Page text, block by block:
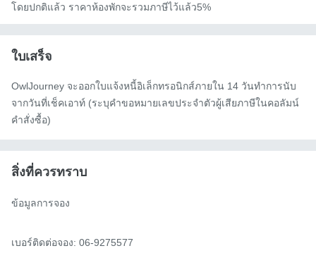
โดยปกติแล้ว ราคาห้องพักจะรวมภาษีไว้แล้ว5%
ใบเสร็จ
OwlJourney จะออกใบแจ้งหนี้อิเล็กทรอนิกส์ภายใน 14 วันทำการนับ
จากวันที่เช็คเอาท์ (ระบุคำขอหมายเลขประจำตัวผู้เสียภาษีในคอลัมน์
คำสั่งซื้อ)
สิ่งที่ควรทราบ
ข้อมูลการจอง
เบอร์ติดต่อจอง: 06-9275577